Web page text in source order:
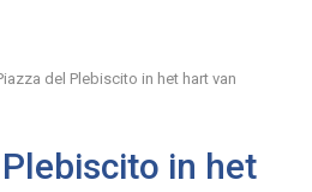
del Plebiscito in het hart van
in het